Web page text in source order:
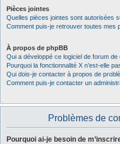
Pièces jointes
Quelles pièces jointes sont autorisées
Comment puis-je retrouver toutes mes
À propos de phpBB
Qui a développé ce logiciel de forum de
Pourquoi la fonctionnalité X n’est-elle
Qui dois-je contacter à propos de
Comment puis-je contacter un
Problèmes de
Pourquoi ai-je besoin de